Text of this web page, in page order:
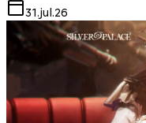
31.jul.26